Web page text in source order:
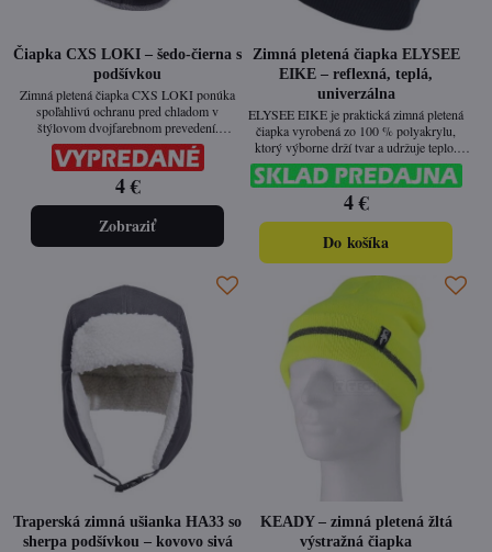
Čiapka CXS LOKI – šedo-čierna s
podšívkou
Zimná pletená čiapka CXS LOKI ponúka
spoľahlivú ochranu pred chladom v
štýlovom dvojfarebnom prevedení.
Vnútorná fleecová podšívka udržuje hlavu
v teple a zároveň zaisťuje maximálny
komfort aj pri dlhom nosení. Ideálna pre
mužov aj ženy – jednoducho unisex klasika
do chladného počasia.
4 €
Zobraziť
Zimná pletená čiapka ELYSEE
EIKE – reflexná, teplá,
univerzálna
ELYSEE EIKE je praktická zimná pletená
čiapka vyrobená zo 100 % polyakrylu,
ktorý výborne drží tvar a udržuje teplo.
Spojenie tmavomodrej farby s
fluorescenčnými žltými prvkami a
reflexným pásikom zabezpečuje lepšiu
viditeľnosť v zhoršených podmienkach.
Univerzálna veľkosť a pružný materiál sa
prispôsobia každému.
4 €
Do košíka
Traperská zimná ušianka HA33 so
sherpa podšívkou – kovovo sivá
KEADY – zimná pletená žltá
výstražná čiapka